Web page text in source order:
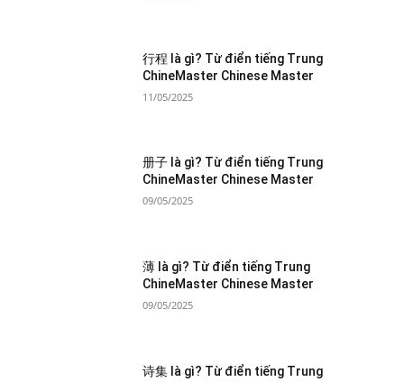
行程 là gì? Từ điển tiếng Trung
ChineMaster Chinese Master
11/05/2025
册子 là gì? Từ điển tiếng Trung
ChineMaster Chinese Master
09/05/2025
薄 là gì? Từ điển tiếng Trung
ChineMaster Chinese Master
09/05/2025
诗集 là gì? Từ điển tiếng Trung